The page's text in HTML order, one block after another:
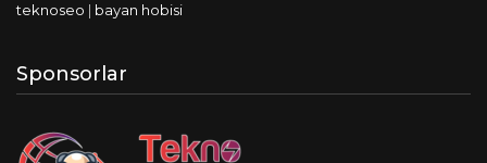
teknoseo | bayan hobisi
Sponsorlar